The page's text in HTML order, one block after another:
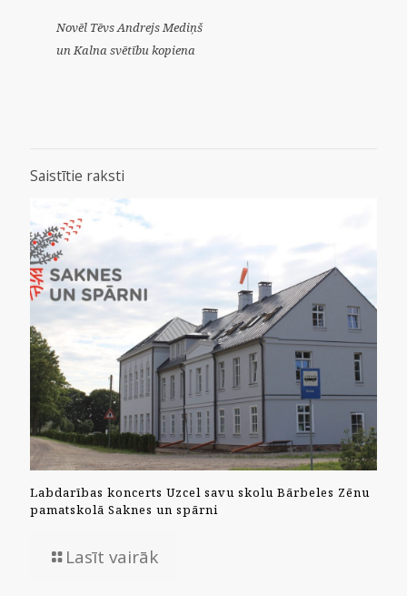
Novēl Tēvs Andrejs Mediņš
un Kalna svētību kopiena
Saistītie raksti
Labdarības koncerts Uzcel savu skolu Bārbeles Zēnu
pamatskolā Saknes un spārni
Lasīt vairāk